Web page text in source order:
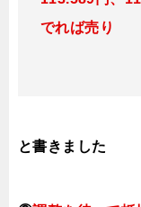
でれば売り
と書きました